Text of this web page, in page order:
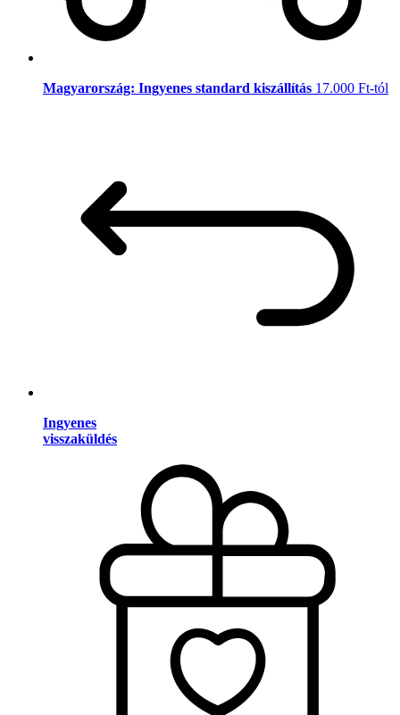
Magyarország: Ingyenes standard kiszállítás 17.000 Ft-tól
Ingyenes
visszaküldés